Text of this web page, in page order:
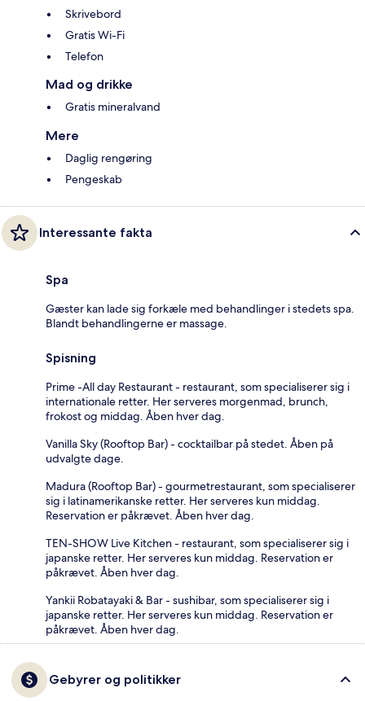
Skrivebord
Gratis Wi-Fi
Telefon
Mad og drikke
Gratis mineralvand
Mere
Daglig rengøring
Pengeskab
Interessante fakta
Spa
Gæster kan lade sig forkæle med behandlinger i stedets spa.
Blandt behandlingerne er massage.
Spisning
Prime -All day Restaurant - restaurant, som specialiserer sig i
internationale retter. Her serveres morgenmad, brunch,
frokost og middag. Åben hver dag.
Vanilla Sky (Rooftop Bar) - cocktailbar på stedet. Åben på
udvalgte dage.
Madura (Rooftop Bar) - gourmetrestaurant, som specialiserer
sig i latinamerikanske retter. Her serveres kun middag.
Reservation er påkrævet. Åben hver dag.
TEN-SHOW Live Kitchen - restaurant, som specialiserer sig i
japanske retter. Her serveres kun middag. Reservation er
påkrævet. Åben hver dag.
Yankii Robatayaki & Bar - sushibar, som specialiserer sig i
japanske retter. Her serveres kun middag. Reservation er
påkrævet. Åben hver dag.
Gebyrer og politikker